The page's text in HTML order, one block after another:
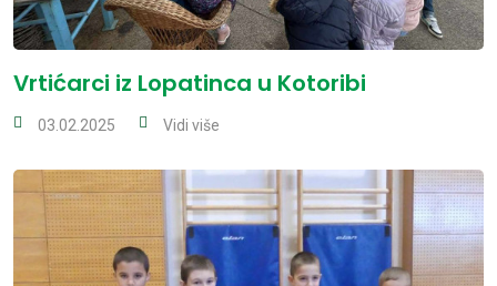
Vrtićarci iz Lopatinca u Kotoribi
03.02.2025 Vidi više